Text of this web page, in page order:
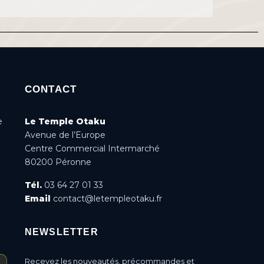
CONTACT
Le Temple Otaku
Avenue de l’Europe
Centre Commercial Intermarché
80200 Péronne
Tél.03 64 27 01 33
Email contact@letempleotaku.fr
NEWSLETTER
Recevez les nouveautés, précommandes et